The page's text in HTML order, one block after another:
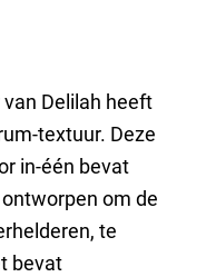
Delilah heeft
textuur. Deze
in-één bevat
om de
te
bevat